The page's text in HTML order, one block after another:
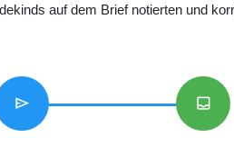
auf dem Brief notierten und
send inbox